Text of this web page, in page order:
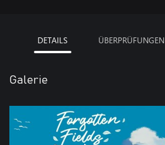
DETAILS ÜBERPRÜFUNGEN
Galerie